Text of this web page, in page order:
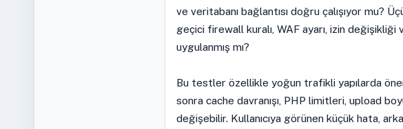
ve veritabanı bağlantısı doğru çalışıyor mu?
geçici firewall kuralı, WAF ayarı, izin
uygulanmış mı?
Bu testler özellikle yoğun trafikli yapılarda
sonra cache davranışı, PHP limitleri, upload
değişebilir. Kullanıcıya görünen küçük hata,